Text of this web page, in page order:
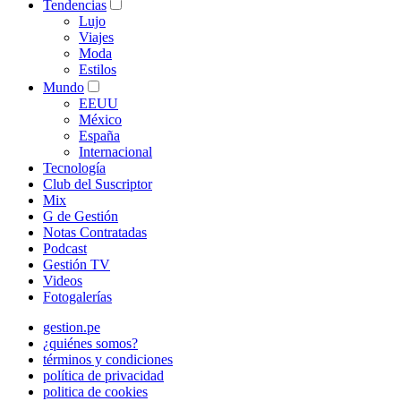
Tendencias
Lujo
Viajes
Moda
Estilos
Mundo
EEUU
México
España
Internacional
Tecnología
Club del Suscriptor
Mix
G de Gestión
Notas Contratadas
Podcast
Gestión TV
Videos
Fotogalerías
gestion.pe
¿quiénes somos?
términos y condiciones
política de privacidad
politica de cookies